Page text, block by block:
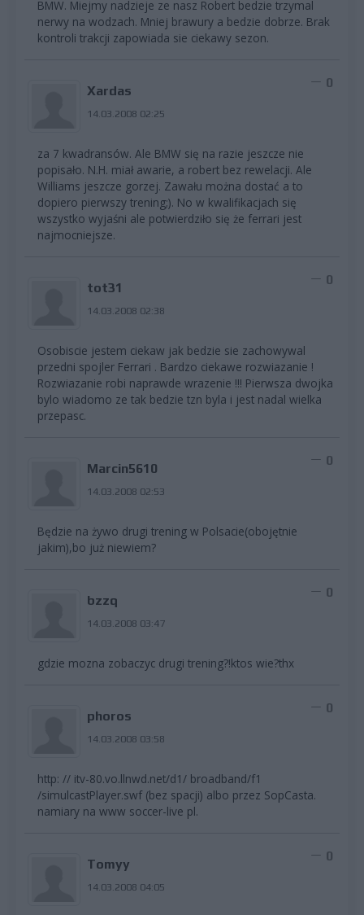
BMW. Miejmy nadzieje ze nasz Robert bedzie trzymal
nerwy na wodzach. Mniej brawury a bedzie dobrze. Brak
kontroli trakcji zapowiada sie ciekawy sezon.
Xardas
14.03.2008 02:25
0
za 7 kwadransów. Ale BMW się na razie jeszcze nie
popisało. N.H. miał awarie, a robert bez rewelacji. Ale
Williams jeszcze gorzej. Zawału można dostać a to
dopiero pierwszy trening;). No w kwalifikacjach się
wszystko wyjaśni ale potwierdziło się że ferrari jest
najmocniejsze.
tot31
14.03.2008 02:38
0
Osobiscie jestem ciekaw jak bedzie sie zachowywal
przedni spojler Ferrari . Bardzo ciekawe rozwiazanie !
Rozwiazanie robi naprawde wrazenie !!! Pierwsza dwojka
bylo wiadomo ze tak bedzie tzn byla i jest nadal wielka
przepasc.
Marcin5610
14.03.2008 02:53
0
Będzie na żywo drugi trening w Polsacie(obojętnie
jakim),bo już niewiem?
bzzq
14.03.2008 03:47
0
gdzie mozna zobaczyc drugi trening?!ktos wie?thx
phoros
14.03.2008 03:58
0
http: // itv-80.vo.llnwd.net/d1/ broadband/f1
/simulcastPlayer.swf (bez spacji) albo przez SopCasta.
namiary na www soccer-live pl.
Tomyy
14.03.2008 04:05
0